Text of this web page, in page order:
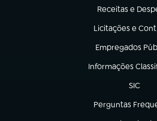
Receitas e
(abre em nova
Licitações e
(abre em nova
Empregados
(abre em nova
Informações
(abre em nova aba)
SIC
(abre
Perguntas
(abre em nova